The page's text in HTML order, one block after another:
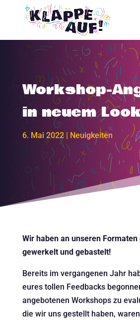
Workshop-
in neuem
6. Mai 2022| Neuigkeiten
Wir haben an unseren Formaten
gewerkelt und gebastelt!
Bereits im vergangenen Jahr
eures tollen Feedbacks
angebotenen Workshops zu
die wir uns gestellt haben,